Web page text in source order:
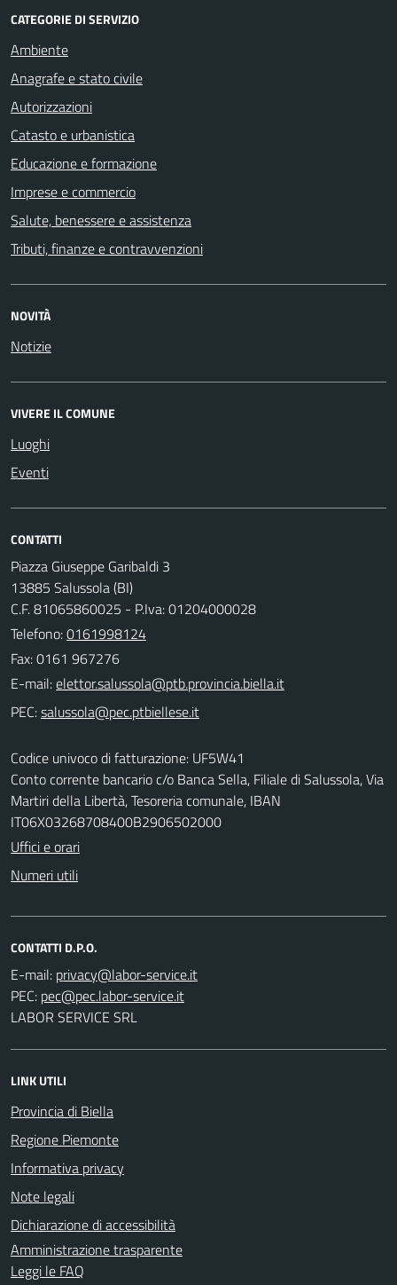
CATEGORIE DI SERVIZIO
Ambiente
Anagrafe e stato civile
Autorizzazioni
Catasto e urbanistica
Educazione e formazione
Imprese e commercio
Salute, benessere e assistenza
Tributi, finanze e contravvenzioni
NOVITÀ
Notizie
VIVERE IL COMUNE
Luoghi
Eventi
CONTATTI
Piazza Giuseppe Garibaldi 3
13885 Salussola (BI)
C.F. 81065860025 - P.Iva: 01204000028
Telefono:0161998124
Fax: 0161 967276
E-mail:
PEC:
Codice univoco di fatturazione: UF5W41
Conto corrente bancario c/o Banca Sella, Filiale di Salussola, Via
Martiri della Libertà, Tesoreria comunale, IBAN
IT06X03268708400B2906502000
Uffici e orari
Numeri utili
CONTATTI D.P.O.
E-mail:
PEC:
LABOR SERVICE SRL
LINK UTILI
Provincia di Biella
Regione Piemonte
Informativa privacy
Note legali
Dichiarazione di accessibilità
Amministrazione trasparente
Leggi le FAQ